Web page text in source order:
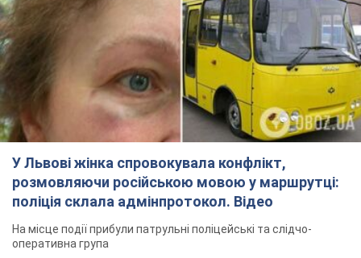
розмовляючи російською мовою у маршрутці:
поліція склала адмінпротокол. Відео
На місце події прибули патрульні поліцейські та слідчо-
оперативна група
7,9 т.
"Воюють, бо дурні": у Чернівцях
водій автобуса зневажив
українських військових і поплатився.
Відео
та образ військових